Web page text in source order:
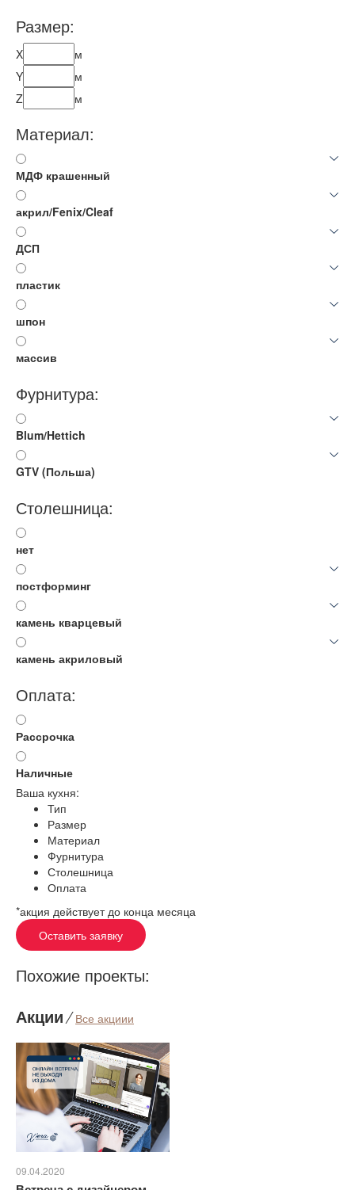
Размер:
X
м
Y
м
Z
м
Материал:
МДФ крашенный
акрил/Fenix/Cleaf
ДСП
пластик
шпон
массив
Фурнитура:
Blum/Hettich
GTV (Польша)
Столешница:
нет
постформинг
камень кварцевый
камень акриловый
Оплата:
Рассрочка
Наличные
Ваша кухня:
Тип
Размер
Материал
Фурнитура
Столешница
Оплата
*акция действует до конца месяца
Оставить заявку
Похожие проекты:
Акции⁄Все акциии
09.04.2020